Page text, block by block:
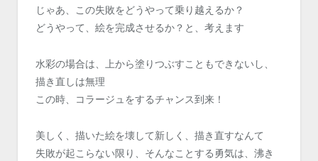
じゃあ、この失敗をどうやって乗り越えるか？
どうやって、絵を完成させるか？と、考えます
水彩の場合は、上から塗りつぶすこともできないし、
描き直しは無理
この時、コラージュをするチャンス到来！
美しく、描いた絵を壊して新しく、描き直すなんて
失敗が起こらない限り、そんなことする勇気は、沸き